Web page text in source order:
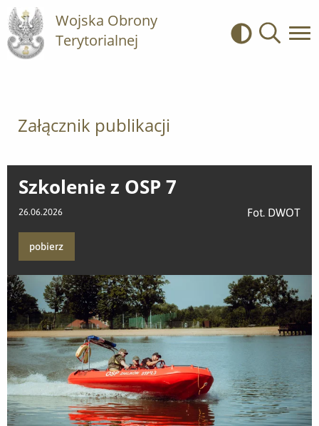
Wojska Obrony
Terytorialnej
Kontrast
Załącznik publikacji
Szkolenie z OSP 7
26.06.2026 Fot. DWOT
pobierz